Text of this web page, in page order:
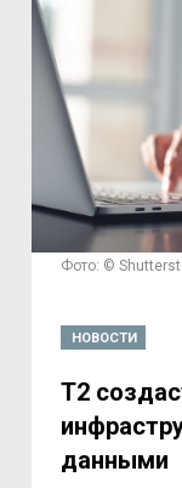
Фото: ©
НОВОСТИ
Т2
данными